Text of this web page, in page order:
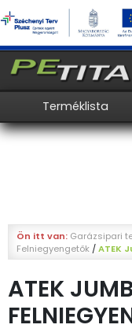
Terméklista
Ön itt van: Garázsipari
Felniegyengetők /ATEK
ATEK